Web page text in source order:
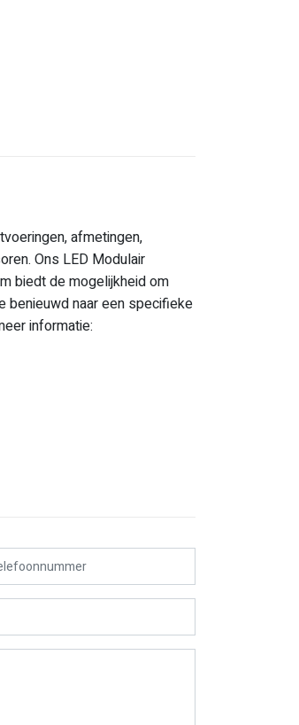
afmetingen,
Ons LED Modulair
biedt de mogelijkheid om
benieuwd naar een specifieke
informatie: